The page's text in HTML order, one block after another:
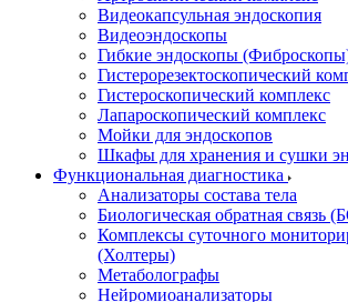
Видеокапсульная эндоскопия
Видеоэндоскопы
Гибкие эндоскопы
Гистерорезектоскопический
Гистероскопический комплекс
Лапароскопический комплекс
Мойки для эндоскопов
Шкафы для хранения и сушки
Функциональная диагностика
Анализаторы состава тела
Биологическая обратная связь
Комплексы суточного
(Холтеры)
Метаболографы
Нейромиоанализаторы